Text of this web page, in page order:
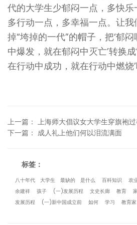
代的大学生少郁闷一点，多快乐
多行动一点，多幸福一点。让
掉“垮掉的一代”的帽子，把‘郁
中爆发，就在郁闷中灭亡’转换
在行动中成功，就在行动中燃烧’
上一篇 ： 上海师大倡议女大学生穿旗袍
下一篇 ： 成人礼上他们何以泪流满面
标签：
八十年代 大学生 最缺的 是什么 百科知识 农
余建祥
孩子 (一)发展历程 文史长廊 教育
发展历程
(一)新中国成立前 如何 学习 教育家